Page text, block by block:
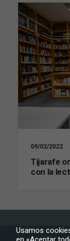
09/02/2022
Tijarafe
con la
Usamos